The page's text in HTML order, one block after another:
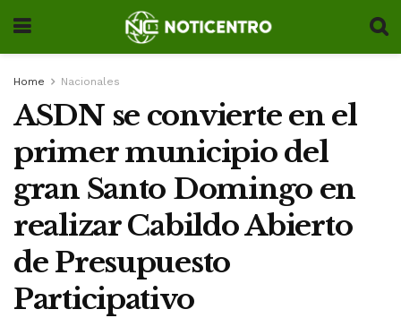
Home Nacionales
ASDN se convierte en el
primer municipio del
gran Santo Domingo en
realizar Cabildo Abierto
de Presupuesto
Participativo